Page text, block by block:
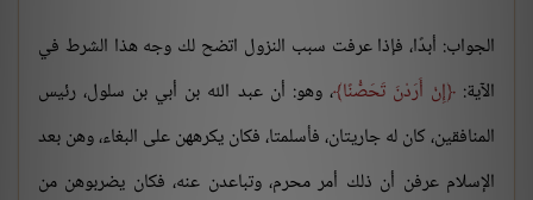
الجواب: أبدًا، فإذا عرفت سبب النزول اتضح لك وجه هذا الشرط في
الآية: إِنْ أَرَدْنَ تَحَصُّنًا ، وهو: أن عبد الله بن أبي بن سلول، رئيس
المنافقين، كان له جاريتان، فأسلمتا، فكان يكرههن على البغاء، وهن بعد
الإسلام عرفن أن ذلك أمر محرم، وتباعدن عنه، فكان يضربوهن من